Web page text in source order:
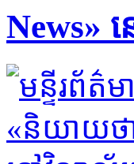
News»